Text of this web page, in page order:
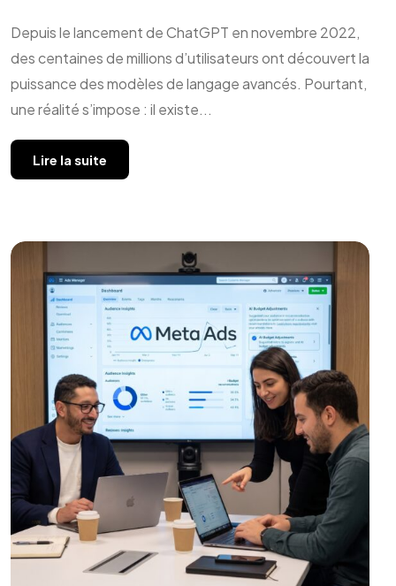
Depuis le lancement de ChatGPT en novembre 2022,
des centaines de millions d’utilisateurs ont découvert la
puissance des modèles de langage avancés. Pourtant,
une réalité s’impose : il existe...
Lire la suite